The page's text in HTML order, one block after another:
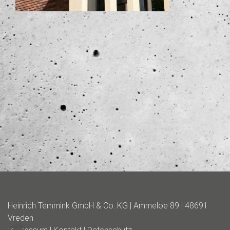
Heinrich Temmink GmbH & Co. KG | Ammeloe 89 | 48691
Vreden